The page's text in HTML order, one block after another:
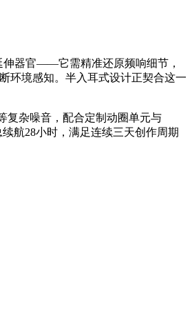
伸器官——它需精准还原频响细节，
环境感知。半入耳式设计正契合这一
复杂噪音，配合定制动圈单元与
航28小时，满足连续三天创作周期